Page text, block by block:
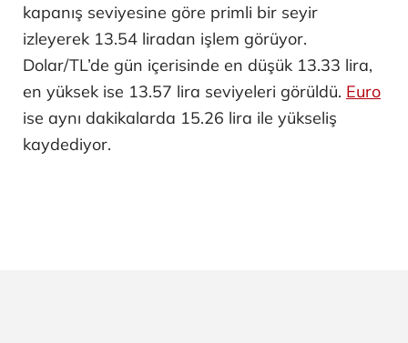
kapanış seviyesine göre primli bir seyir
izleyerek 13.54 liradan işlem görüyor.
Dolar/TL’de gün içerisinde en düşük 13.33 lira,
en yüksek ise 13.57 lira seviyeleri görüldü. Euro
ise aynı dakikalarda 15.26 lira ile yükseliş
kaydediyor.